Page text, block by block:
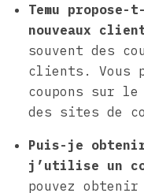
Temu
nouveaux
souvent des
clients. Vous
coupons sur le
des sites de
Puis-je obtenir
j’utilise un
pouvez obtenir